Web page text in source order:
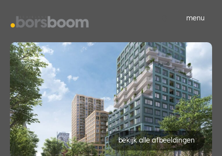
menu
bekijk alle afbeeldingen